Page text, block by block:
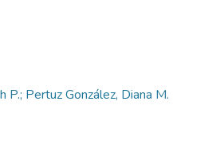
P.; Pertuz González, Diana M.